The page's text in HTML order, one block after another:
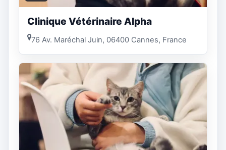
Clinique Vétérinaire Alpha
76 Av. Maréchal Juin, 06400 Cannes, France